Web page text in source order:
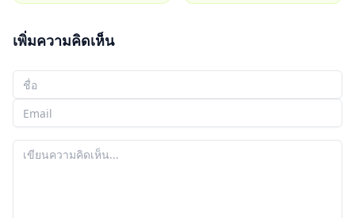
เพิ่มความคิดเห็น
ชื่อของคุณ
อีเมลของคุณ
ความคิดเห็นของคุณ